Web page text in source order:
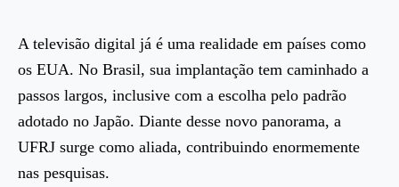
A televisão digital já é uma realidade em países como
os EUA. No Brasil, sua implantação tem caminhado a
passos largos, inclusive com a escolha pelo padrão
adotado no Japão. Diante desse novo panorama, a
UFRJ surge como aliada, contribuindo enormemente
nas pesquisas.